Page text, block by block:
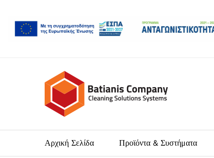
Αρχική Σελίδα Προϊόντα & Συστήματα